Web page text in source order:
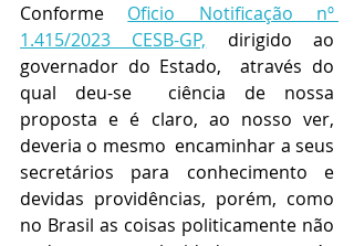
Conforme Oficio Notificação nº
1.415/2023 CESB-GP, dirigido ao
governador do Estado,  através do
qual deu-se  ciência de nossa
proposta e é claro, ao nosso ver,
deveria o mesmo  encaminhar a seus
secretários para conhecimento e
devidas providências, porém, como
no Brasil as coisas politicamente não